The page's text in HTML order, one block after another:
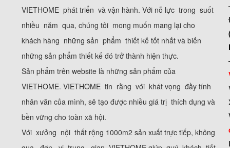
VIETHOME phát triển và vận hành. Với nỗ lực trong suốt
nhiều năm qua, chúng tôi mong muốn mang lại cho
khách hàng những sản phẩm thiết kế tốt nhất và biến
những sản phẩm thiết kế đó trở thành hiện thực.
Sản phẩm trên website là những sản phẩm của
VIETHOME. VIETHOME tin rằng với khát vọng đầy tính
nhân văn của mình, sẽ tạo được nhiều giá trị thích dụng và
bền vững cho toàn xã hội.
Với xưởng nội thất rộng 1000m2 sản xuất trực tiếp, không